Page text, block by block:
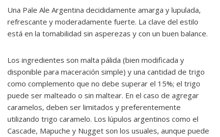
Una Pale Ale Argentina decididamente amarga y lupulada,
refrescante y moderadamente fuerte. La clave del estilo
está en la tomabilidad sin asperezas y con un buen balance.
Los ingredientes son malta pálida (bien modificada y
disponible para maceración simple) y una cantidad de trigo
como complemento que no debe superar el 15%; el trigo
puede ser malteado o sin maltear. En el caso de agregar
caramelos, deben ser limitados y preferentemente
utilizando trigo caramelo. Los lúpulos argentinos como el
Cascade, Mapuche y Nugget son los usuales, aunque puede